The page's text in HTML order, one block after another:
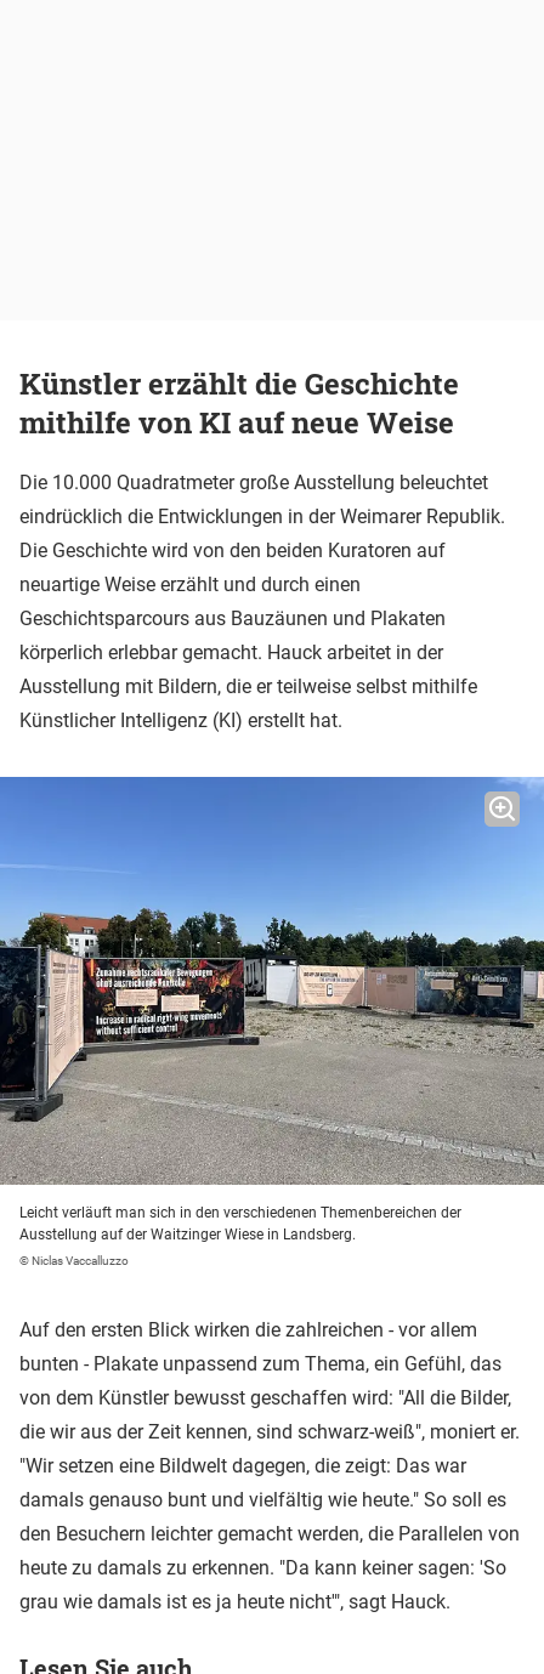
Künstler erzählt die Geschichte
mithilfe von KI auf neue Weise
Die 10.000 Quadratmeter große Ausstellung beleuchtet
eindrücklich die Entwicklungen in der Weimarer Republik.
Die Geschichte wird von den beiden Kuratoren auf
neuartige Weise erzählt und durch einen
Geschichtsparcours aus Bauzäunen und Plakaten
körperlich erlebbar gemacht. Hauck arbeitet in der
Ausstellung mit Bildern, die er teilweise selbst mithilfe
Künstlicher Intelligenz (KI) erstellt hat.
Leicht verläuft man sich in den verschiedenen Themenbereichen der
Ausstellung auf der Waitzinger Wiese in Landsberg.
© Niclas Vaccalluzzo
Auf den ersten Blick wirken die zahlreichen - vor allem
bunten - Plakate unpassend zum Thema, ein Gefühl, das
von dem Künstler bewusst geschaffen wird: "All die Bilder,
die wir aus der Zeit kennen, sind schwarz-weiß", moniert er.
"Wir setzen eine Bildwelt dagegen, die zeigt: Das war
damals genauso bunt und vielfältig wie heute." So soll es
den Besuchern leichter gemacht werden, die Parallelen von
heute zu damals zu erkennen. "Da kann keiner sagen: 'So
grau wie damals ist es ja heute nicht'", sagt Hauck.